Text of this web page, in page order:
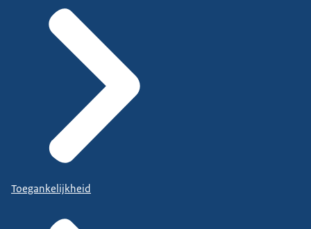
Toegankelijkheid